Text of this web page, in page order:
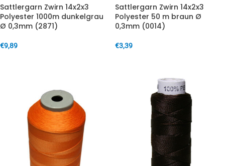
Sattlergarn Zwirn 14x2x3
Polyester 1000m dunkelgrau
Ø 0,3mm (2871)
€9,89
Sattlergarn Zwirn 14x2x3
Polyester 50 m braun Ø
0,3mm (0014)
€3,39